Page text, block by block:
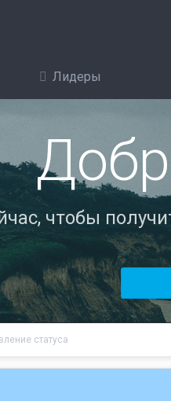
Лидеры
чтобы
статуса